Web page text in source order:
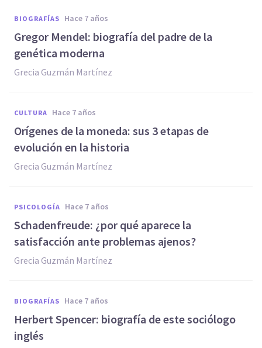
BIOGRAFÍAS hace 7 años
Gregor Mendel: biografía del padre de la
genética moderna
Grecia Guzmán Martínez
CULTURA hace 7 años
Orígenes de la moneda: sus 3 etapas de
evolución en la historia
Grecia Guzmán Martínez
PSICOLOGÍA hace 7 años
Schadenfreude: ¿por qué aparece la
satisfacción ante problemas ajenos?
Grecia Guzmán Martínez
BIOGRAFÍAS hace 7 años
Herbert Spencer: biografía de este sociólogo
inglés